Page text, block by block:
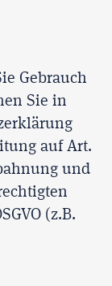
Gebrauch
Sie in
auf Art.
und
(z.B.